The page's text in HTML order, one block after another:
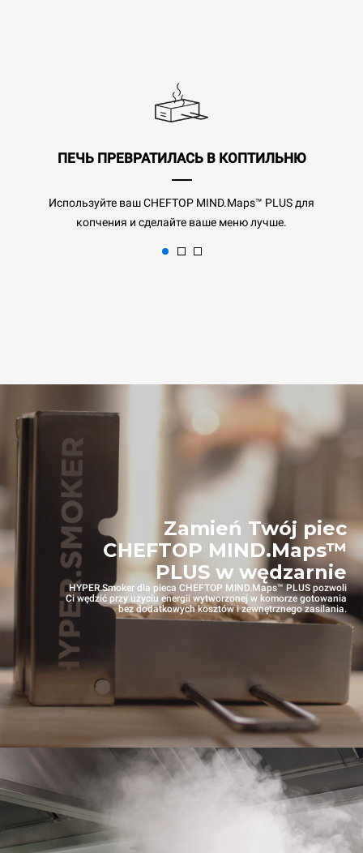
ПЕЧЬ ПРЕВРАТИЛАСЬ В КОПТИЛЬНЮ
Используйте ваш CHEFTOP MIND.Maps™ PLUS для
копчения и сделайте ваше меню лучше.
Zamień Twój piec
CHEFTOP MIND.Maps™
PLUS w wędzarnie
HYPER.Smoker dla pieca CHEFTOP MIND.Maps™ PLUS pozwoli
Ci wędzić przy użyciu energii wytworzonej w komorze gotowania
bez dodatkowych kosztów i zewnętrznego zasilania.